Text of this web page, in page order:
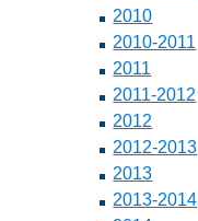
2010
2010-2011
2011
2011-2012
2012
2012-2013
2013
2013-2014